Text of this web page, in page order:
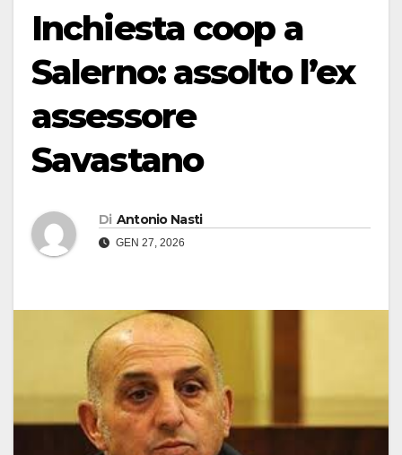
Inchiesta coop a
Salerno: assolto l’ex
assessore
Savastano
Di Antonio Nasti
GEN 27, 2026